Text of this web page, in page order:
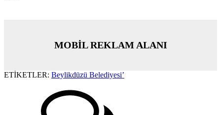
MOBİL REKLAM ALANI
ETİKETLER: Beylikdüzü Belediyesi’